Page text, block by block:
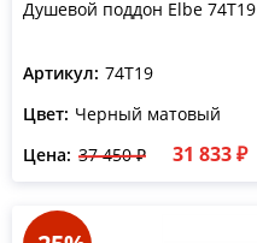
Душевой поддон Elbe 74T19
Артикул: 74T19
Цвет: Черный матовый
Цена: 37 450 ₽ 31 833 ₽